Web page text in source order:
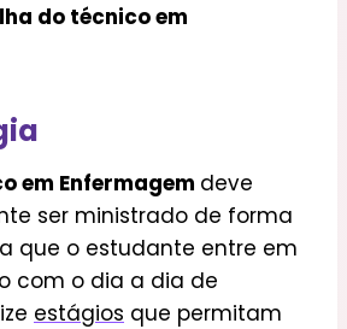
do técnico em
em Enfermagem deve
ser ministrado de forma
que o estudante entre em
com o dia a dia de
estágios que permitam